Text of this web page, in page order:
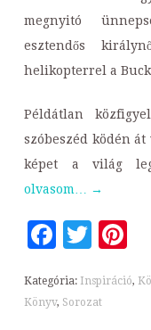
megnyitó
esztendős
helikopterrel a
Példátlan
szóbeszéd ködén
képet a világ
olvasom… →
Kategória: Inspiráció,
Könyv, Sorozat